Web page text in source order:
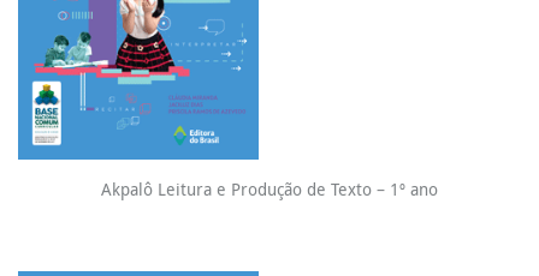
Akpalô Leitura e Produção de Texto – 1º ano